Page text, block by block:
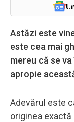
Astăzi este
este cea mai
mereu că se
apropie
Adevărul este
originea